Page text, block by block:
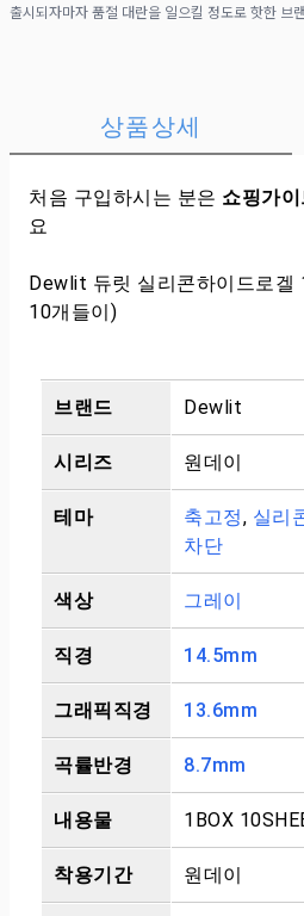
상품상세
처음 구입하시는 분은 쇼핑가
요
Dewlit 듀릿 실리콘하이드로겔
10개들이)
브랜드 Dewlit
시리즈 원데이
테마 축고정, 실리
차단
색상 그레이
직경 14.5mm
그래픽직경 13.6mm
곡률반경 8.7mm
내용물 1BOX
착용기간 원데이